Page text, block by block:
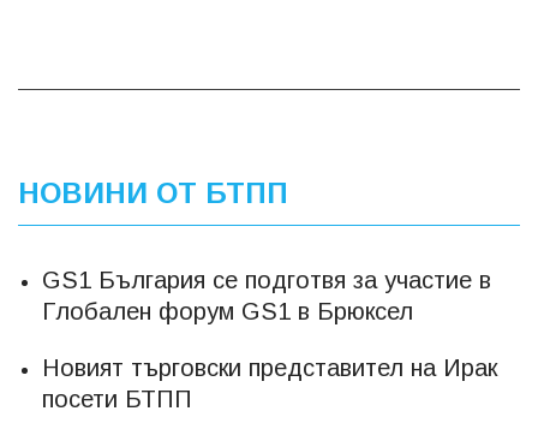
НОВИНИ ОТ БТПП
GS1 България се подготвя за участие в
Глобален форум GS1 в Брюксел
Новият търговски представител на Ирак
посети БТПП